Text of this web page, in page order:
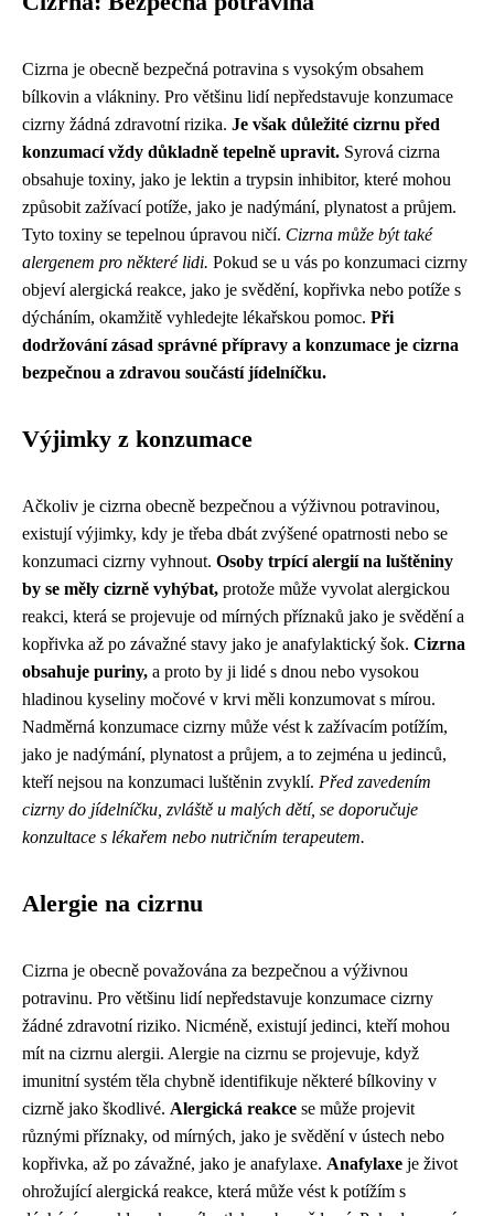
Cizrna je obecně bezpečná potravina s vysokým obsahem
bílkovin a vlákniny. Pro většinu lidí nepředstavuje konzumace
cizrny žádná zdravotní rizika. Je však důležité cizrnu před
konzumací vždy důkladně tepelně upravit. Syrová cizrna
obsahuje toxiny, jako je lektin a trypsin inhibitor, které mohou
způsobit zažívací potíže, jako je nadýmání, plynatost a průjem.
Tyto toxiny se tepelnou úpravou ničí. Cizrna může být také
alergenem pro některé lidi. Pokud se u vás po konzumaci cizrny
objeví alergická reakce, jako je svědění, kopřivka nebo potíže s
dýcháním, okamžitě vyhledejte lékařskou pomoc. Při
dodržování zásad správné přípravy a konzumace je cizrna
bezpečnou a zdravou součástí jídelníčku.
Výjimky z konzumace
Ačkoliv je cizrna obecně bezpečnou a výživnou potravinou,
existují výjimky, kdy je třeba dbát zvýšené opatrnosti nebo se
konzumaci cizrny vyhnout. Osoby trpící alergií na luštěniny
by se měly cizrně vyhýbat, protože může vyvolat alergickou
reakci, která se projevuje od mírných příznaků jako je svědění a
kopřivka až po závažné stavy jako je anafylaktický šok. Cizrna
obsahuje puriny, a proto by ji lidé s dnou nebo vysokou
hladinou kyseliny močové v krvi měli konzumovat s mírou.
Nadměrná konzumace cizrny může vést k zažívacím potížím,
jako je nadýmání, plynatost a průjem, a to zejména u jedinců,
kteří nejsou na konzumaci luštěnin zvyklí. Před zavedením
cizrny do jídelníčku, zvláště u malých dětí, se doporučuje
konzultace s lékařem nebo nutričním terapeutem.
Alergie na cizrnu
Cizrna je obecně považována za bezpečnou a výživnou
potravinu. Pro většinu lidí nepředstavuje konzumace cizrny
žádné zdravotní riziko. Nicméně, existují jedinci, kteří mohou
mít na cizrnu alergii. Alergie na cizrnu se projevuje, když
imunitní systém těla chybně identifikuje některé bílkoviny v
cizrně jako škodlivé. Alergická reakce se může projevit
různými příznaky, od mírných, jako je svědění v ústech nebo
kopřivka, až po závažné, jako je anafylaxe. Anafylaxe je život
ohrožující alergická reakce, která může vést k potížím s